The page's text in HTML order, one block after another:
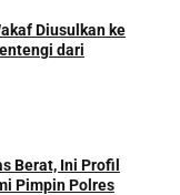
Diusulkan ke
dari
Berat, Ini Profil
Pimpin Polres